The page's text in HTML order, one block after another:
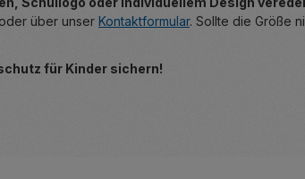
oder über unser Kontaktformular. Sollte die Größe
für Kinder sichern!